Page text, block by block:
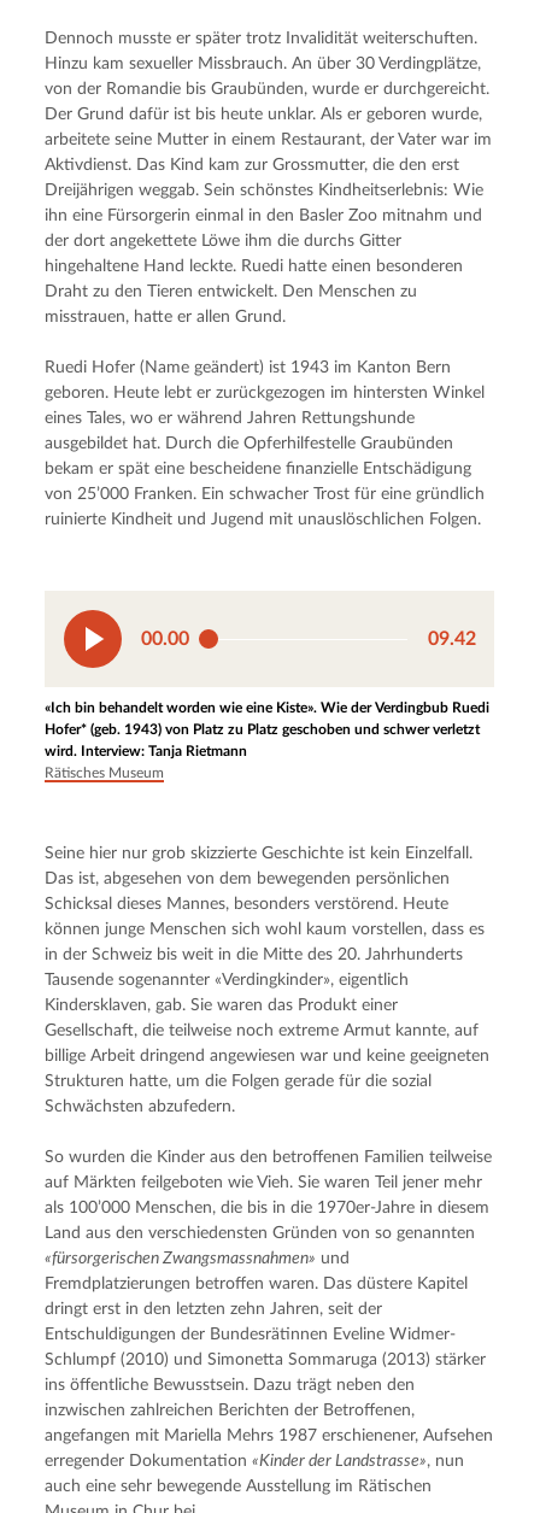
Dennoch musste er später trotz Invalidität weiterschuften.
Hinzu kam sexueller Missbrauch. An über 30 Verdingplätze,
von der Romandie bis Graubünden, wurde er durchgereicht.
Der Grund dafür ist bis heute unklar. Als er geboren wurde,
arbeitete seine Mutter in einem Restaurant, der Vater war im
Aktivdienst. Das Kind kam zur Grossmutter, die den erst
Dreijährigen weggab. Sein schönstes Kindheitserlebnis: Wie
ihn eine Fürsorgerin einmal in den Basler Zoo mitnahm und
der dort angekettete Löwe ihm die durchs Gitter
hingehaltene Hand leckte. Ruedi hatte einen besonderen
Draht zu den Tieren entwickelt. Den Menschen zu
misstrauen, hatte er allen Grund.
Ruedi Hofer (Name geändert) ist 1943 im Kanton Bern
geboren. Heute lebt er zurückgezogen im hintersten Winkel
eines Tales, wo er während Jahren Rettungshunde
ausgebildet hat. Durch die Opferhilfestelle Graubünden
bekam er spät eine bescheidene finanzielle Entschädigung
von 25’000 Franken. Ein schwacher Trost für eine gründlich
ruinierte Kindheit und Jugend mit unauslöschlichen Folgen.
00.00 09.42
«Ich bin behandelt worden wie eine Kiste». Wie der Verdingbub Ruedi
Hofer* (geb. 1943) von Platz zu Platz geschoben und schwer verletzt
wird. Interview: Tanja Rietmann
Rätisches Museum
Seine hier nur grob skizzierte Geschichte ist kein Einzelfall.
Das ist, abgesehen von dem bewegenden persönlichen
Schicksal dieses Mannes, besonders verstörend. Heute
können junge Menschen sich wohl kaum vorstellen, dass es
in der Schweiz bis weit in die Mitte des 20. Jahrhunderts
Tausende sogenannter «Verdingkinder», eigentlich
Kindersklaven, gab. Sie waren das Produkt einer
Gesellschaft, die teilweise noch extreme Armut kannte, auf
billige Arbeit dringend angewiesen war und keine geeigneten
Strukturen hatte, um die Folgen gerade für die sozial
Schwächsten abzufedern.
So wurden die Kinder aus den betroffenen Familien teilweise
auf Märkten feilgeboten wie Vieh. Sie waren Teil jener mehr
als 100’000 Menschen, die bis in die 1970er-Jahre in diesem
«fürsorgerischen Zwangsmassnahmen» und
Fremdplatzierungen betroffen waren. Das düstere Kapitel
dringt erst in den letzten zehn Jahren, seit der
Entschuldigungen der Bundesrätinnen Eveline Widmer-
Schlumpf (2010) und Simonetta Sommaruga (2013) stärker
ins öffentliche Bewusstsein. Dazu trägt neben den
inzwischen zahlreichen Berichten der Betroffenen,
angefangen mit Mariella Mehrs 1987 erschienener, Aufsehen
erregender Dokumentation «Kinder der Landstrasse», nun
auch eine sehr bewegende Ausstellung im Rätischen